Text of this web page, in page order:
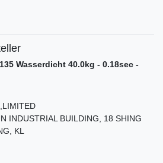
Wasserdicht 40.0kg - 0.18sec -
INDUSTRIAL BUILDING, 18 SHING
KL